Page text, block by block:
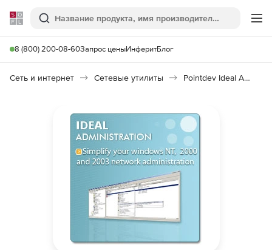
Softline
Поиск
8 (800) 200-08-60Запрос ценыИнферитБлог
Сеть и интернет Сетевые утилиты Pointdev Ideal Administration